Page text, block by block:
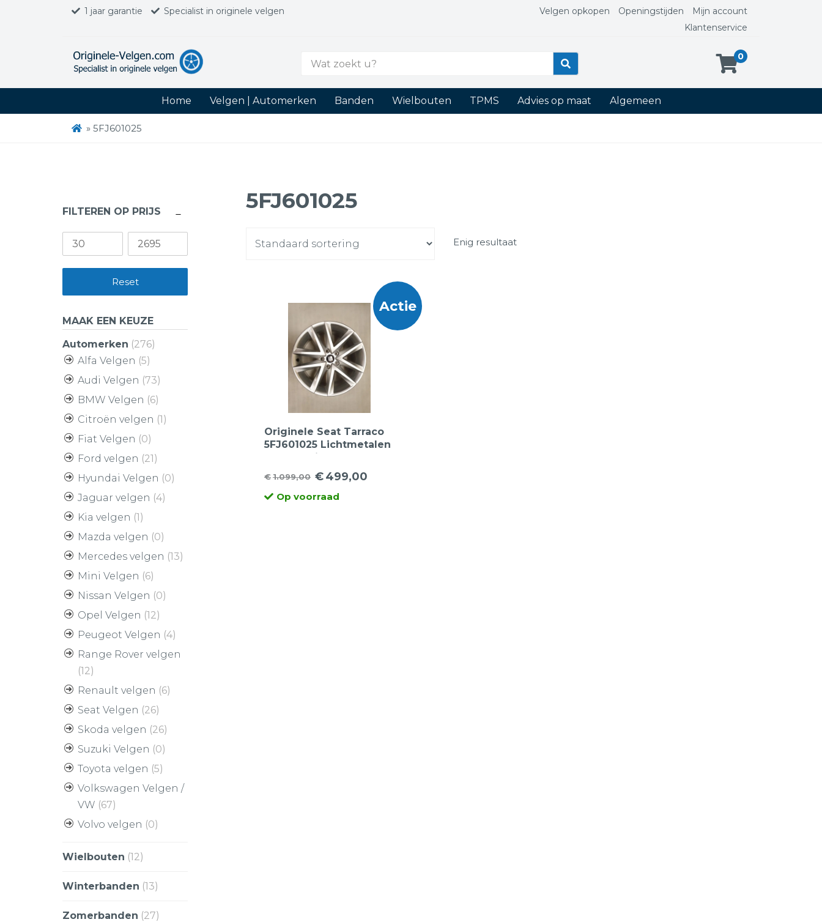
1 jaar garantie Specialist in originele velgen Velgen opkopen Openingstijden
Mijn account
Klantenservice
0
Zoek
Home Velgen | Automerken Banden Wielbouten TPMS Advies op maat Algemeen
» 5FJ601025
5FJ601025
Enig resultaat
Actie
Originele Seat Tarraco
5FJ601025 Lichtmetalen
velgen 17inch
€1.099,00
Oorspronkelijke
prijs
€499,00
Huidige
prijsOp voorraad
FILTEREN OP PRIJS
Reset
MAAK EEN KEUZE
Automerken (276)
Alfa Velgen (5)
Audi Velgen (73)
BMW Velgen (6)
Citroën velgen (1)
Fiat Velgen (0)
Ford velgen (21)
Hyundai Velgen (0)
Jaguar velgen (4)
Kia velgen (1)
Mazda velgen (0)
Mercedes velgen (13)
Mini Velgen (6)
Nissan Velgen (0)
Opel Velgen (12)
Peugeot Velgen (4)
Range Rover velgen
(12)
Renault velgen (6)
Seat Velgen (26)
Skoda velgen (26)
Suzuki Velgen (0)
Toyota velgen (5)
Volkswagen Velgen /
VW (67)
Volvo velgen (0)
Wielbouten (12)
Winterbanden (13)
Zomerbanden (27)